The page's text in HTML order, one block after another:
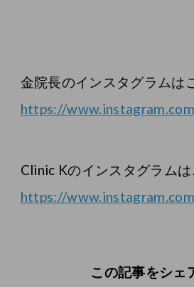
金院長のインスタグラムは
https://
Clinic Kのインスタグラムは
https://
この記事をシェ